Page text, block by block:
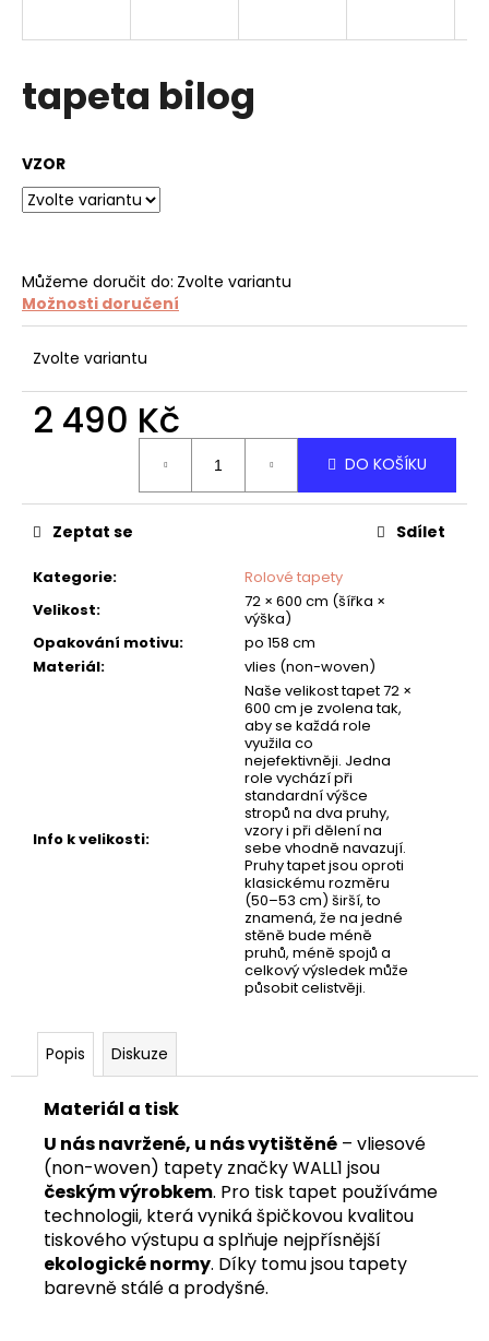
tapeta bilog
VZOR
Můžeme doručit do: Zvolte variantu
Možnosti doručení
Zvolte variantu
2 490 Kč
DO KOŠÍKU
Kategorie:
Rolové tapety
Velikost:
72 × 600 cm (šířka ×
výška)
Opakování motivu:
po 158 cm
Materiál: vlies (non-woven)
Info k velikosti:
Naše velikost tapet 72 ×
600 cm je zvolena tak,
aby se každá role
využila co
nejefektivněji. Jedna
role vychází při
standardní výšce
stropů na dva pruhy,
vzory i při dělení na
sebe vhodně navazují.
Pruhy tapet jsou oproti
klasickému rozměru
(50–53 cm) širší, to
znamená, že na jedné
stěně bude méně
pruhů, méně spojů a
celkový výsledek může
působit celistvěji.
Zeptat se Sdílet
Popis Diskuze
Materiál a tisk
U nás navržené, u nás vytištěné – vliesové
(non-woven) tapety značky WALL1 jsou
českým výrobkem. Pro tisk tapet používáme
technologii, která vyniká špičkovou kvalitou
tiskového výstupu a splňuje nejpřísnější
ekologické normy. Díky tomu jsou tapety
barevně stálé a prodyšné.
í
t
D
o
p
o
e
m
e
TAPETA